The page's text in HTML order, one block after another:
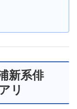
新系俳
リ